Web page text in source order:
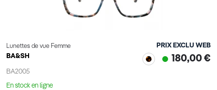
Lunettes de vue Femme
BA&SH
BA2005
PRIX EXCLU WEB
180,00 €
En stock en ligne